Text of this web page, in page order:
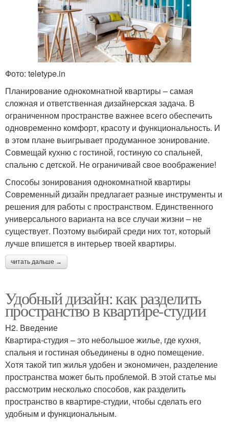
Фото: teletype.in
Планирование однокомнатной квартиры – самая
сложная и ответственная дизайнерская задача. В
ограниченном пространстве важнее всего обеспечить
одновременно комфорт, красоту и функциональность. И
в этом плане выигрывает продуманное зонирование.
Совмещай кухню с гостиной, гостиную со спальней,
спальню с детской. Не ограничивай свое воображение!
Способы зонирования однокомнатной квартиры
Современный дизайн предлагает разные инструменты и
решения для работы с пространством. Единственного
универсального варианта на все случаи жизни – не
существует. Поэтому выбирай среди них тот, который
лучше впишется в интерьер твоей квартиры.
читать дальше →
Удобный дизайн: как разделить
пространство в квартире-студии
H2. Введение
Квартира-студия – это небольшое жилье, где кухня,
спальня и гостиная объединены в одно помещение.
Хотя такой тип жилья удобен и экономичен, разделение
пространства может быть проблемой. В этой статье мы
рассмотрим несколько способов, как разделить
пространство в квартире-студии, чтобы сделать его
удобным и функциональным.